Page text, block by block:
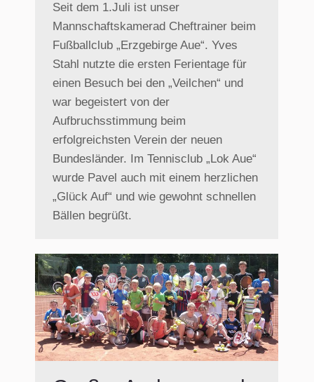
Seit dem 1.Juli ist unser
Mannschaftskamerad Cheftrainer beim
Fußballclub „Erzgebirge Aue“. Yves
Stahl nutzte die ersten Ferientage für
einen Besuch bei den „Veilchen“ und
war begeistert von der
Aufbruchsstimmung beim
erfolgreichsten Verein der neuen
Bundesländer. Im Tennisclub „Lok Aue“
wurde Pavel auch mit einem herzlichen
„Glück Auf“ und wie gewohnt schnellen
Bällen begrüßt.